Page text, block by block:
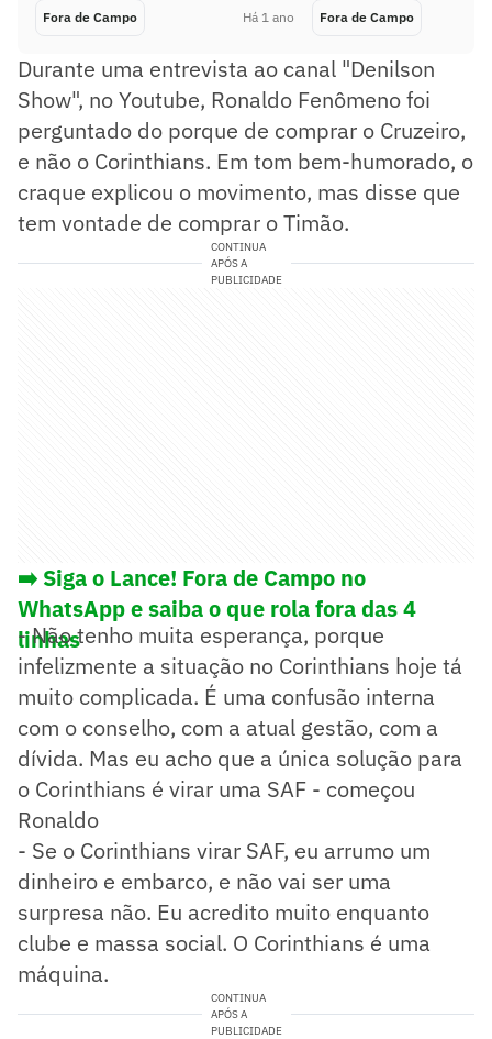
Fora de Campo Há 1 ano Fora de Campo
Durante uma entrevista ao canal "Denilson
Show", no Youtube, Ronaldo Fenômeno foi
perguntado do porque de comprar o Cruzeiro,
e não o Corinthians. Em tom bem-humorado, o
craque explicou o movimento, mas disse que
tem vontade de comprar o Timão.
CONTINUA
APÓS A
PUBLICIDADE
➡️ Siga o Lance! Fora de Campo no
WhatsApp e saiba o que rola fora das 4
linhas
- Não tenho muita esperança, porque
infelizmente a situação no Corinthians hoje tá
muito complicada. É uma confusão interna
com o conselho, com a atual gestão, com a
dívida. Mas eu acho que a única solução para
o Corinthians é virar uma SAF - começou
Ronaldo
- Se o Corinthians virar SAF, eu arrumo um
dinheiro e embarco, e não vai ser uma
surpresa não. Eu acredito muito enquanto
clube e massa social. O Corinthians é uma
máquina.
CONTINUA
APÓS A
PUBLICIDADE